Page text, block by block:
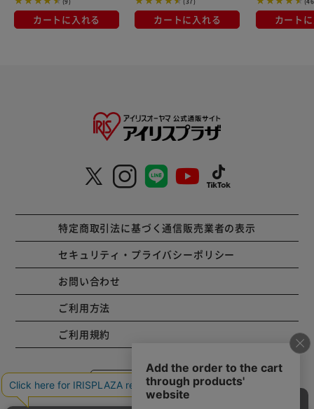
カートに入れる カートに入れる カート
特定商取引法に基づく通信販売業者の表示
セキュリティ・プライバシーポリシー
お問い合わせ
ご利用方法
ご利用規約
コーポレートサイト